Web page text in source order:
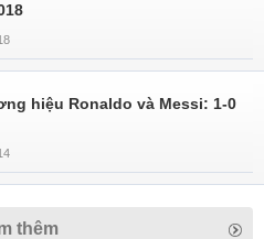
hiệu Ronaldo và Messi: 1-0
thêm